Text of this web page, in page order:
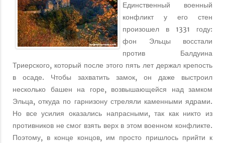
Единственный военный
конфликт у его стен
произошел в 1331 году:
фон Эльцы восстали
против Балдуина
Триерского, который после этого пять лет держал крепость
в осаде. Чтобы захватить замок, он даже выстроил
несколько башен на горе, возвышающейся над замком
Эльца, откуда по гарнизону стреляли каменными ядрами.
Но все усилия оказались напрасными, так как никто из
противников не смог взять верх в этом военном конфликте.
Поэтому, в конце концов, им просто пришлось прийти к